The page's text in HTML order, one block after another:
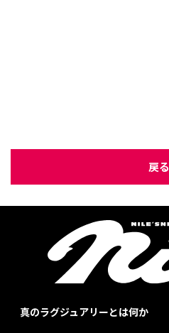
戻る
真のラグジュアリーとは何か